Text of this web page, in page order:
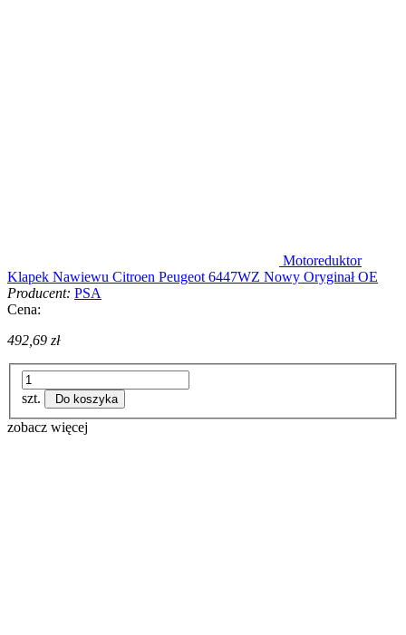
Motoreduktor
Klapek Nawiewu Citroen Peugeot 6447WZ Nowy Oryginał OE
Producent: PSA
Cena:
492,69 zł
szt. Do koszyka
zobacz więcej